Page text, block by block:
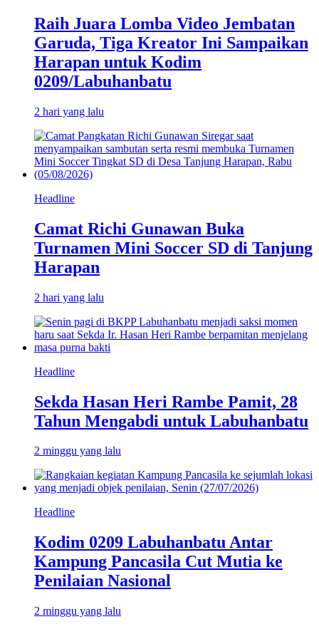
Raih Juara Lomba Video Jembatan
Garuda, Tiga Kreator Ini Sampaikan
Harapan untuk Kodim
0209/Labuhanbatu
2 hari yang lalu
Headline
Camat Richi Gunawan Buka
Turnamen Mini Soccer SD di Tanjung
Harapan
2 hari yang lalu
Headline
Sekda Hasan Heri Rambe Pamit, 28
Tahun Mengabdi untuk Labuhanbatu
2 minggu yang lalu
Headline
Kodim 0209 Labuhanbatu Antar
Kampung Pancasila Cut Mutia ke
Penilaian Nasional
2 minggu yang lalu